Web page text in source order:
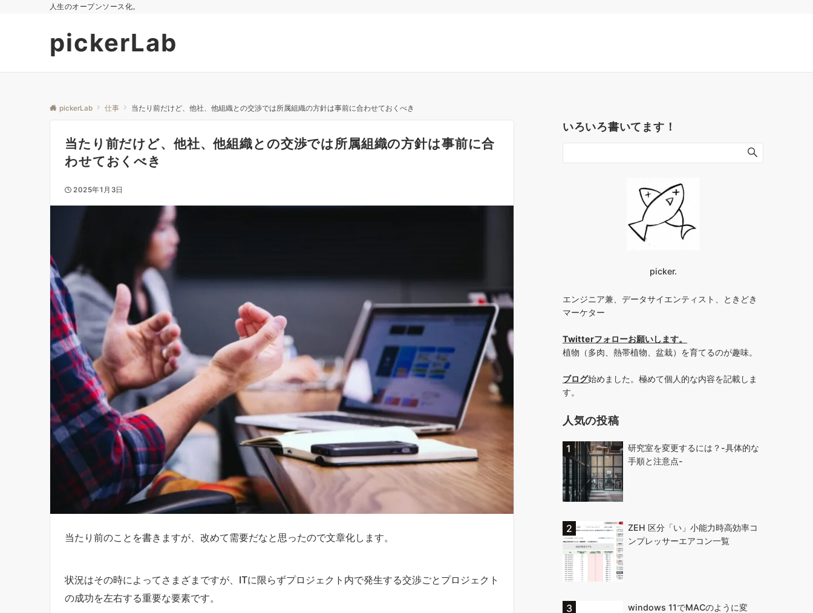
人生のオープンソース化。
pickerLab
pickerLab 仕事 当たり前だけど、他社、他組織との交渉では所属組織の方針は事前に合わせておくべき
当たり前だけど、他社、他組織との交渉では所属組織の方針は事前に合
わせておくべき
2025年1月3日
当たり前のことを書きますが、改めて需要だなと思ったので文章化します。
状況はその時によってさまざまですが、ITに限らずプロジェクト内で発生する交渉ごとプロジェクト
の成功を左右する重要な要素です。
いろいろ書いてます！
picker.
エンジニア兼、データサイエンティスト、ときどき
マーケター
Twitterフォローお願いします。
植物（多肉、熱帯植物、盆栽）を育てるのが趣味。
ブログ始めました。極めて個人的な内容を記載しま
す。
人気の投稿
研究室を変更するには？-具体的な
手順と注意点-
ZEH 区分「い」小能力時高効率コ
ンプレッサーエアコン一覧
windows 11でMACのように変